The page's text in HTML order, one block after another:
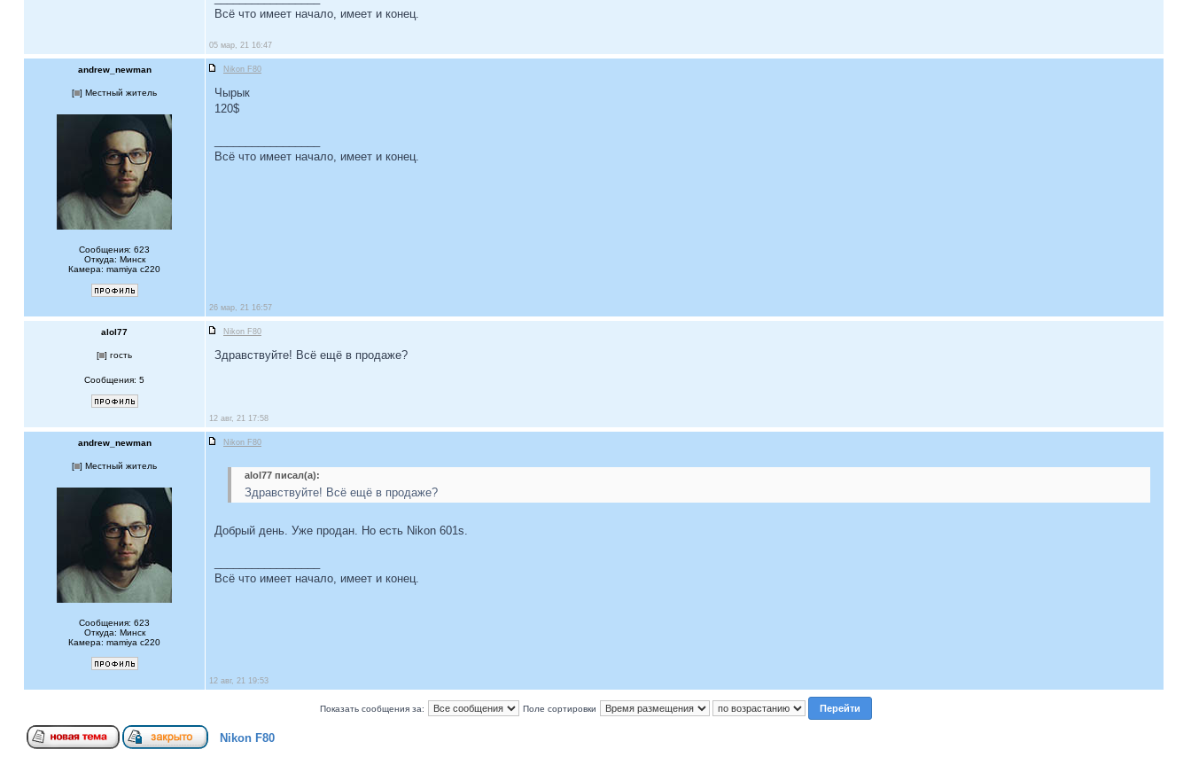
Всё что имеет начало, имеет и конец.
05 мар, 21 16:47
andrew_newman Nikon F80
[ ] Местный житель
Сообщения: 623
Откуда: Минск
Камера: mamiya c220
Чырык
120$
Всё что имеет начало, имеет и конец.
26 мар, 21 16:57
alol77 Nikon F80
[ ] гость
Сообщения: 5
Здравствуйте! Всё ещё в продаже?
12 авг, 21 17:58
andrew_newman Nikon F80
[ ] Местный житель
Сообщения: 623
Откуда: Минск
Камера: mamiya c220
alol77 писал(а):
Здравствуйте! Всё ещё в продаже?
Добрый день. Уже продан. Но есть Nikon 601s.
Всё что имеет начало, имеет и конец.
12 авг, 21 19:53
Показать сообщения за: Поле сортировки
Nikon F80